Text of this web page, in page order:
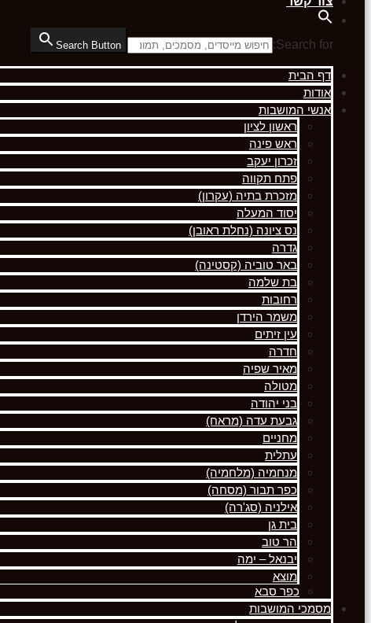
Search for:
Search Button
דף הבית
אודות
אנשי המושבות
ראשון לציון
ראש פינה
זכרון יעקב
פתח תקווה
מזכרת בתיה (עקרון)
יסוד המעלה
נס ציונה (נחלת ראובן)
גדרה
באר טוביה (קסטינה)
בת שלמה
רחובות
משמר הירדן
עין זיתים
חדרה
מאיר שפיה
מטולה
בני יהודה
גבעת עדה (מראח)
מחניים
עתלית
מנחמיה (מלחמיה)
כפר תבור (מסחה)
אילניה (סג'רה)
בית גן
הר טוב
יבנאל – ימה
מוצא
כפר סבא
מסמכי המושבות